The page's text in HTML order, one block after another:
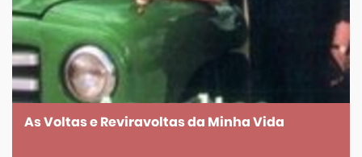
As Voltas e Reviravoltas da Minha Vida